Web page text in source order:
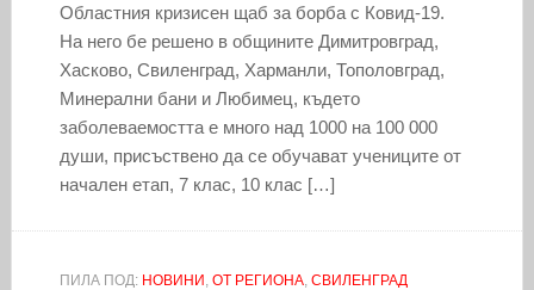
Областния кризисен щаб за борба с Ковид-19.
На него бе решено в общините Димитровград,
Хасково, Свиленград, Харманли, Тополовград,
Минерални бани и Любимец, където
заболеваемостта е много над 1000 на 100 000
души, присъствено да се обучават учениците от
начален етап, 7 клас, 10 клас […]
ПИЛА ПОД: НОВИНИ , ОТ РЕГИОНА, СВИЛЕНГРАД